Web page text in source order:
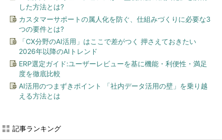
した方法とは?
カスタマーサポートの属人化を防ぐ、仕組みづくりに必要な3
つの要件とは?
「CX分野のAI活用」はここで差がつく 押さえておきたい
2026年以降のAIトレンド
ERP選定ガイド:ユーザーレビューを基に機能・利便性・満足
度を徹底比較
AI活用のつまずきポイント 「社内データ活用の壁」を乗り越
える方法とは
記事ランキング